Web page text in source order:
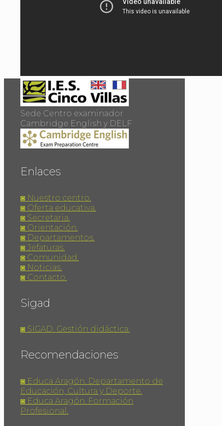
Sede Centro examinador
Cambridge English y DELF
Enlaces
◙ Nuestro centro.
◙ Oferta educativa.
◙ Secretaria.
◙ Orientación.
◙ Departamentos.
◙ Jefaturas.
◙ Comunidad.
◙ Noticias.
◙ Contacto.
Sigad
◙ SIGAD. Gestión didáctica.
Recomendaciones
◙ Educa Aragón. Departamento de
Educación, Cultura y Deporte.
◙ Educa Aragón. Formación
Profesional.